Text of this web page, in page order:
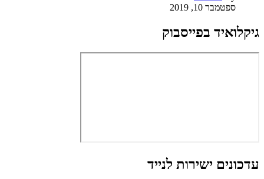
ספטמבר 10, 2019
גיקלואיד בפייסבוק
עדכונים ישירות לנייד